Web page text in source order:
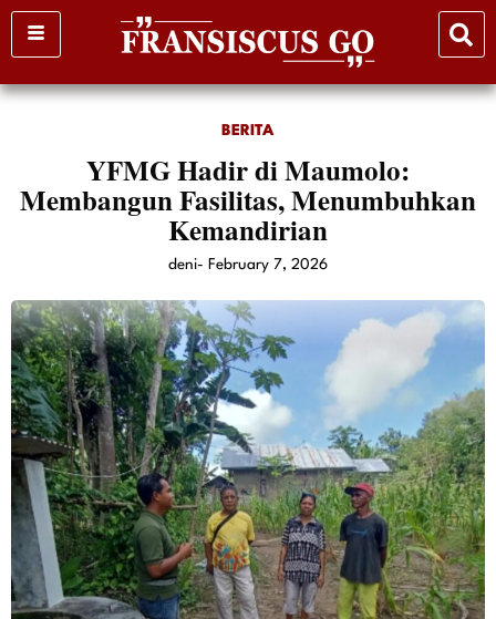
Skip
to
BERITA
YFMG Hadir di Maumolo:
Membangun Fasilitas, Menumbuhkan
Kemandirian
deni- February 7, 2026